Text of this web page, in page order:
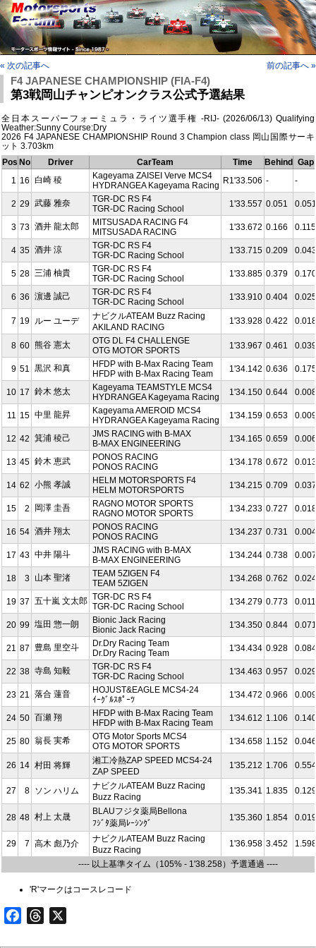
« 次の記事へ 前の記事へ »
F4 JAPANESE CHAMPIONSHIP (FIA-F4)
第3戦岡山チャンピオンクラス公式予選結果
全日本スーパーフォーミュラ・ライツ選手権 -RIJ- (2026/06/13) Qualifying
Weather:Sunny Course:Dry
2026 F4 JAPANESE CHAMPIONSHIP Round 3 Champion class 岡山国際サーキ
ット 3.703km
Pos No Driver CarTeam Time Behind Gap
1
16 白崎 稜
Kageyama ZAISEI Verve MCS4
HYDRANGEA Kageyama Racing R1'33.506 - -
2 29 武藤 雅奈
TGR-DC RS F4
TGR-DC Racing School
1'33.557 0.051 0.051
3 73 酒井 龍太郎
MITSUSADA RACING F4
MITSUSADA RACING
1'33.672 0.166 0.115
4 35 酒井 涼
TGR-DC RS F4
TGR-DC Racing School
1'33.715 0.209 0.043
5 28 三浦 柚貴
TGR-DC RS F4
TGR-DC Racing School
1'33.885 0.379 0.170
6 36 濵邊 誠己
TGR-DC RS F4
TGR-DC Racing School
1'33.910 0.404 0.025
7 19 ルー ユーデ
ナビクルATEAM Buzz Racing
AKILAND RACING
1'33.928 0.422 0.018
8 60 熊谷 憲太
OTG DL F4 CHALLENGE
OTG MOTOR SPORTS
1'33.967 0.461 0.039
9 51 黒沢 和真
HFDP with B-Max Racing Team
HFDP with B-Max Racing Team
1'34.142 0.636 0.175
10 17 鈴木 悠太
Kageyama TEAMSTYLE MCS4
HYDRANGEA Kageyama Racing
1'34.150 0.644 0.008
11 15 中里 龍昇
Kageyama AMEROID MCS4
HYDRANGEA Kageyama Racing
1'34.159 0.653 0.009
12 42 箕浦 稜己
JMS RACING with B-MAX
B-MAX ENGINEERING
1'34.165 0.659 0.006
13 45 鈴木 恵武
PONOS RACING
PONOS RACING
1'34.178 0.672 0.013
14 62 小熊 孝誠
HELM MOTORSPORTS F4
HELM MOTORSPORTS
1'34.215 0.709 0.037
15 2 岡澤 圭吾
RAGNO MOTOR SPORTS
RAGNO MOTOR SPORTS
1'34.233 0.727 0.018
16 54 酒井 翔太
PONOS RACING
PONOS RACING
1'34.237 0.731 0.004
17 43 中井 陽斗
JMS RACING with B-MAX
B-MAX ENGINEERING
1'34.244 0.738 0.007
18 3 山本 聖渚
TEAM 5ZIGEN F4
TEAM 5ZIGEN
1'34.268 0.762 0.024
19 37 五十嵐 文太郎 TGR-DC RS F4
TGR-DC Racing School
1'34.279 0.773 0.011
20 99 塩田 惣一朗
Bionic Jack Racing
Bionic Jack Racing
1'34.350 0.844 0.071
21 87 豊島 里空斗
Dr.Dry Racing Team
Dr.Dry Racing Team
1'34.434 0.928 0.084
22 38 寺島 知毅
TGR-DC RS F4
TGR-DC Racing School
1'34.463 0.957 0.029
23 21 落合 蓮音
HOJUST&EAGLE MCS4-24
ｲｰｸﾞﾙｽﾎﾟｰﾂ
1'34.472 0.966 0.009
24 50 百瀬 翔
HFDP with B-Max Racing Team
HFDP with B-Max Racing Team
1'34.612 1.106 0.140
25 80 翁長 実希
OTG Motor Sports MCS4
OTG MOTOR SPORTS
1'34.658 1.152 0.046
26 14 村田 将輝
湘工冷熱ZAP SPEED MCS4-24
ZAP SPEED
1'35.212 1.706 0.554
27 8 ソン ハリム
ナビクルATEAM Buzz Racing
Buzz Racing
1'35.341 1.835 0.129
28 48 村上 太晟
BLAUフジタ薬局Bellona
ﾌｼﾞﾀ薬局ﾚｰｼﾝｸﾞ
1'35.360 1.854 0.019
29 7 高木 彪乃介
ナビクルATEAM Buzz Racing
Buzz Racing
1'36.958 3.452 1.598
---- 以上基準タイム（105% - 1'38.258）予選通過 ----
'R'マークはコースレコード
FacebookThreads